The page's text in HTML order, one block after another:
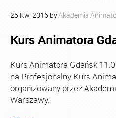
25 Kwi 2016 byAkademia
Kurs Animatora
Kurs Animatora Gdańsk
na Profesjonalny Kurs
organizowany przez
Warszawy.